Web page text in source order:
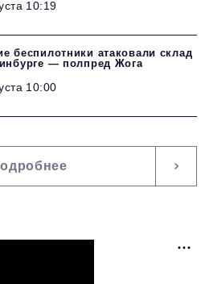
10:19
беспилотники атаковали склад
— полпред Жога
10:00